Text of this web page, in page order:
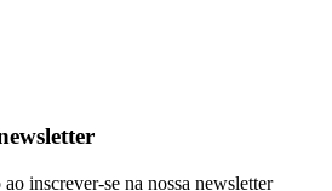
inscrever-se na nossa newsletter